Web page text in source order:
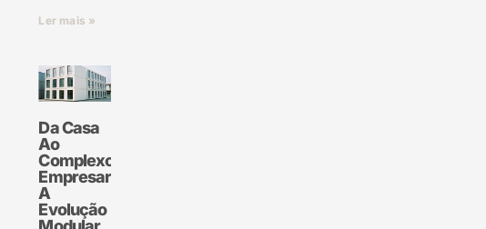
Ler mais »
Da Casa
Ao
Complexo
Empresarial:
A
Evolução